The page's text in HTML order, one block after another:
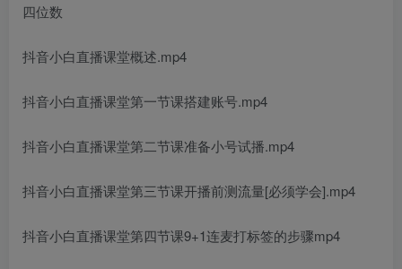
四位数
抖音小白直播课堂概述.mp4
抖音小白直播课堂第一节课搭建账号.mp4
抖音小白直播课堂第二节课准备小号试播.mp4
抖音小白直播课堂第三节课开播前测流量[必须学会].mp4
抖音小白直播课堂第四节课9+1连麦打标签的步骤mp4